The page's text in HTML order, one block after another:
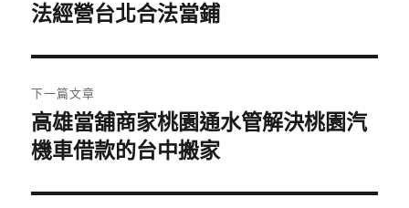
導
覽
一
文
章:
法經營台北合法當鋪
下一篇文章
下
一
文
高雄當舖商家桃園通水管解決桃園汽
機車借款的台中搬家